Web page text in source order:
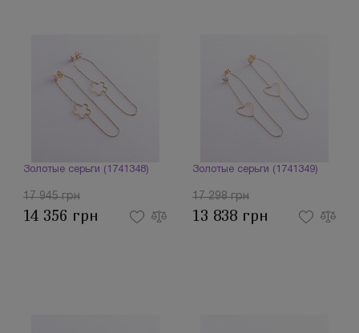
Золотые серьги (1741348)
17 945 грн
14 356 грн
Золотые серьги (1741349)
17 298 грн
13 838 грн